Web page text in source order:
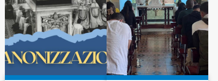
riflettere, condividere e
immaginare il futuro con
speranza e unità.